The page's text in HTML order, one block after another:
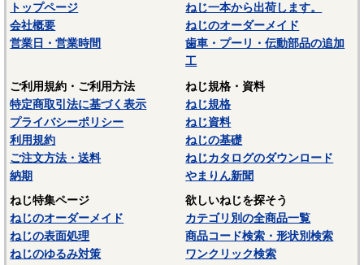
〇エビローレットナットの施工方法
１．ナッター本体にマンドレルを差し込み、マンドレルにエ
ビナットをねじ込んで装着します。
２．取付け穴にエビローレットナットを挿入した後、ナッタ
ー本体の六角部をメガネレンチで固定し、マンドレルを六角
棒レンチで締め付け方向に回転させるとエビローレットナッ
トがかしめられていきます。回転トルクが大きくなり回らな
くなったらそこで終了です。
３．マンドレルを逆に回転させて外します。
４．施工完了です。
トップページ
会社概要
営業日・営業時間
ねじ一本から出荷します。
ねじのオーダーメイド
歯車・プーリ・伝動部品の追加
工
ご利用規約・ご利用方法
特定商取引法に基づく表示
プライバシーポリシー
利用規約
ご注文方法・送料
納期
ねじ規格・資料
ねじ規格
ねじ資料
ねじの基礎
ねじカタログのダウンロード
やまりん新聞
ねじ特集ページ
ねじのオーダーメイド
ねじの表面処理
ねじのゆるみ対策
欲しいねじを探そう
カテゴリ別の全商品一覧
商品コード検索・形状別検索
ワンクリック検索